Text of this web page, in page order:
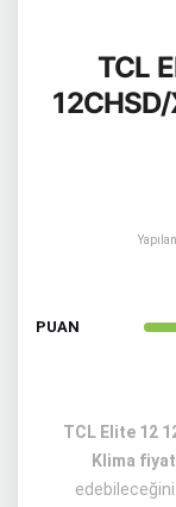
TCL
PUAN
TCL Elite 12
Klima